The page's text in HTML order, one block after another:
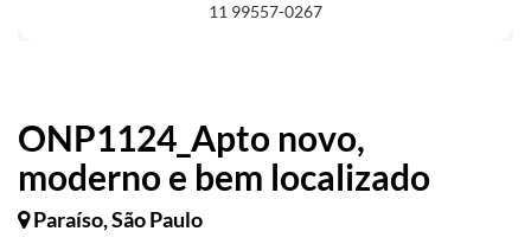
ONP1124_Apto novo,
moderno e bem localizado
Paraíso, São Paulo
11 99557-0267